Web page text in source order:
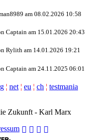
am 08.02.2026 10:58
Captain am 15.01.2026 20:43
Rylith am 14.01.2026 19:21
Captain am 24.11.2025 06:01
¦ net ¦ eu ¦ ch ¦ testmania
Zukunft - Karl Marx